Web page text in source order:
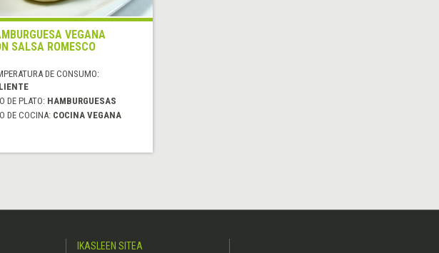
VEGANA
SALSA ROMESCO
DE CONSUMO:
DE PLATO: HAMBURGUESAS
DE COCINA: COCINA VEGANA
IKASLEEN SITEA